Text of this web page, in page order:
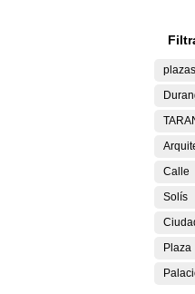
plazas
Calle
Solís
Plaza